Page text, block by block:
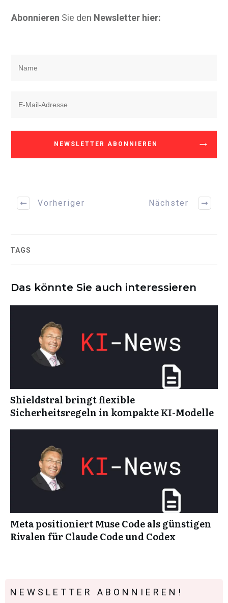
Abonnieren Sie den Newsletter hier:
NEWSLETTER ABONNIEREN
Vorheriger Nächster
TAGS
Das könnte Sie auch interessieren
Shieldstral bringt flexible
Sicherheitsregeln in kompakte KI-Modelle
Meta positioniert Muse Code als günstigen
Rivalen für Claude Code und Codex
NEWSLETTER ABONNIEREN!